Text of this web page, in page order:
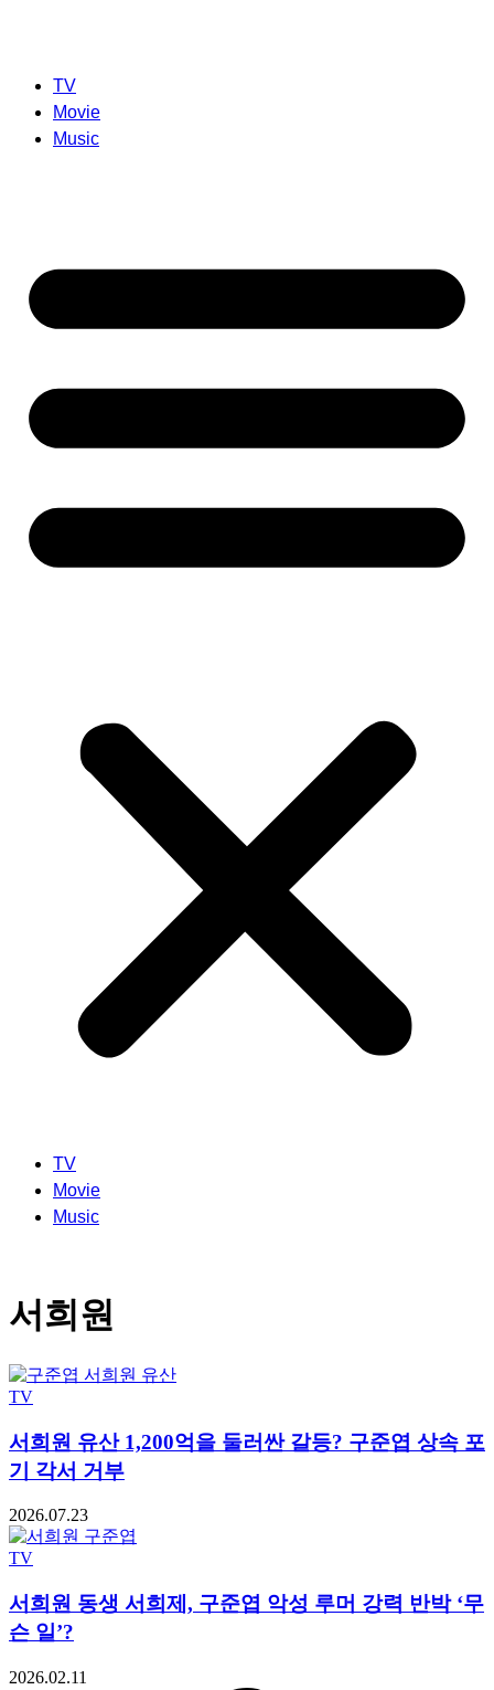
TV
Movie
Music
TV
Movie
Music
서희원
TV
서희원 유산 1,200억을 둘러싼 갈등? 구준엽 상속 포
기 각서 거부
2026.07.23
TV
서희원 동생 서희제, 구준엽 악성 루머 강력 반박 ‘무
슨 일’?
2026.02.11